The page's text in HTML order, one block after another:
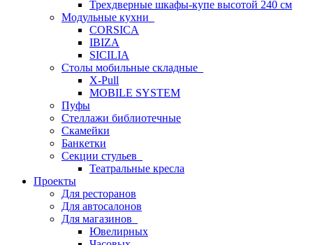
Трехдверные шкафы-купе высотой 240 см
Модульные кухни
CORSICA
IBIZA
SICILIA
Столы мобильные складные
X-Pull
MOBILE SYSTEM
Пуфы
Стеллажи библиотечные
Скамейки
Банкетки
Секции стульев
Театральные кресла
Проекты
Для ресторанов
Для автосалонов
Для магазинов
Ювелирных